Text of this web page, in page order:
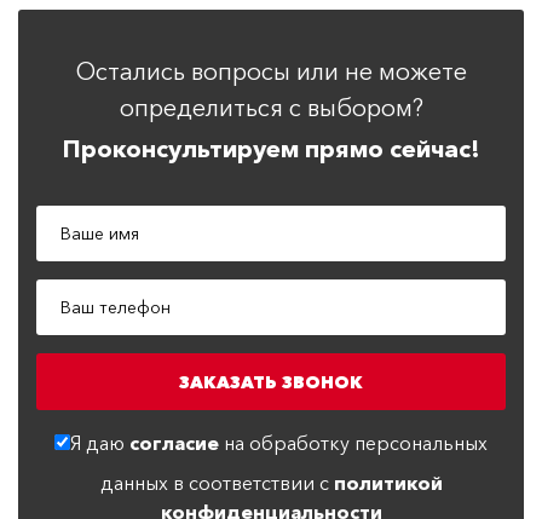
Остались вопросы или не можете
определиться с выбором?
Проконсультируем прямо сейчас!
Я даю согласие на обработку персональных
данных в соответствии с политикой
конфиденциальности